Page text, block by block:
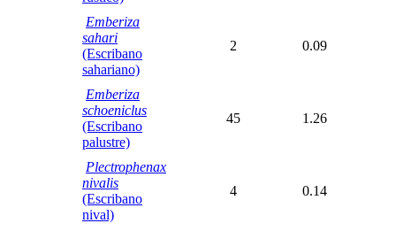
Emberiza
sahari
(Escribano
sahariano)
2 0.09
Emberiza
schoeniclus
(Escribano
palustre)
45 1.26
Plectrophenax
nivalis
(Escribano
nival)
4 0.14